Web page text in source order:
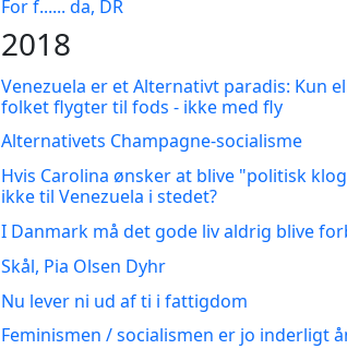
For f...... da, DR
2018
Venezuela er et Alternativt paradis: Kun
folket flygter til fods - ikke med fly
Alternativets Champagne-socialisme
Hvis Carolina ønsker at blive "politisk
ikke til Venezuela i stedet?
I Danmark må det gode liv aldrig blive
Skål, Pia Olsen Dyhr
Nu lever ni ud af ti i fattigdom
Feminismen / socialismen er jo inderligt